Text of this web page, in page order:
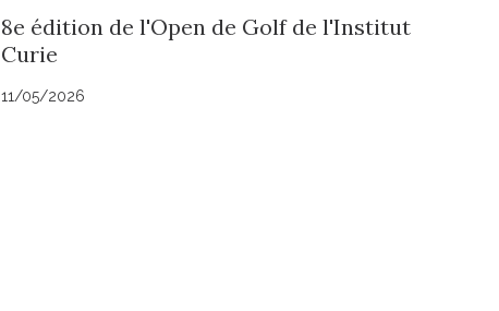
8e édition de l'Open de Golf de l'Institut
Curie
11/05/2026